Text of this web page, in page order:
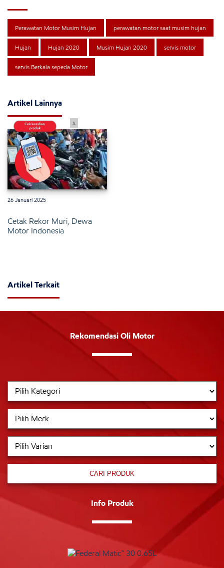
Perawatan Motor Musim Hujan perawatan motor saat musim hujan
Hujan Hujan 2020 Musim Hujan 2020 servis motor
servis Berkala sepeda Motor
Artikel Lainnya
26 Januari 2025
Cetak Rekor Muri, Dewa
Motor Indonesia
Artikel Terkait
Rekomendasi Oli Motor
CARI PRODUK
Info Produk
x